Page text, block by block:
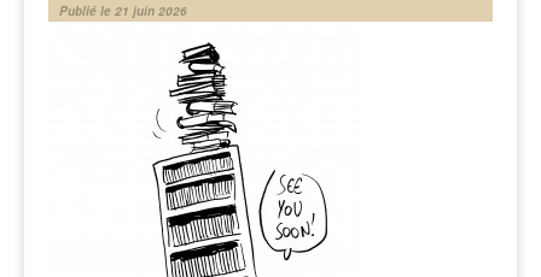
Publié le 21 juin 2026